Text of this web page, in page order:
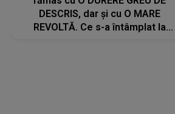
DESCRIS, dar și cu O MARE
REVOLTĂ. Ce s-a întâmplat la